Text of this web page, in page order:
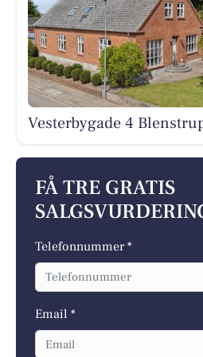
Vesterbygade 4
FÅ TRE GRATIS
Telefonnummer *
Email *